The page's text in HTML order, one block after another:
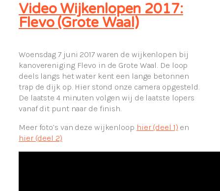
Video Wijkenlopen 2017:
Flevo (Grote Waal)
Woensdag 7 juni 2017 waren de wijkenlopen bij
kanovereniging Flevo in de Grote Waal. De loop
deels langs het water kent een lange betonnen
trap de dijk op. Hier stond onze camera opgesteld.
De laatste 4 minuten volgen wij de laatste lopers
vanaf dit punt naar de finish.
Meer foto’s van deze wijkenloop hier (deel 1) en
hier (deel 2)